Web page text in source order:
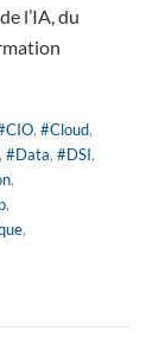
l’IA, du
, #Cloud,
, #Data, #DSI,
,
,
,